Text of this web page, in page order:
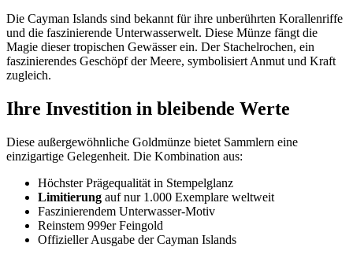
Die Cayman Islands sind bekannt für ihre unberührten Korallenriffe
und die faszinierende Unterwasserwelt. Diese Münze fängt die
Magie dieser tropischen Gewässer ein. Der Stachelrochen, ein
faszinierendes Geschöpf der Meere, symbolisiert Anmut und Kraft
zugleich.
Ihre Investition in bleibende Werte
Diese außergewöhnliche Goldmünze bietet Sammlern eine
einzigartige Gelegenheit. Die Kombination aus:
Höchster Prägequalität in Stempelglanz
Limitierung auf nur 1.000 Exemplare weltweit
Faszinierendem Unterwasser-Motiv
Reinstem 999er Feingold
Offizieller Ausgabe der Cayman Islands